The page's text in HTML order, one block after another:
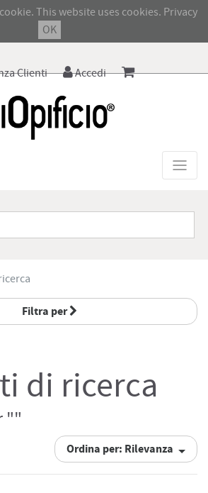
This website uses cookies. Privacy
OK
Clienti
Accedi
Filtra per
di ricerca
""
Ordina per: Rilevanza